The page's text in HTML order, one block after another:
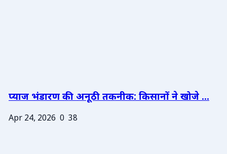
प्याज भंडारण की अनूठी तकनीक: किसानों ने खोजे ...
Apr 24, 2026 0 38